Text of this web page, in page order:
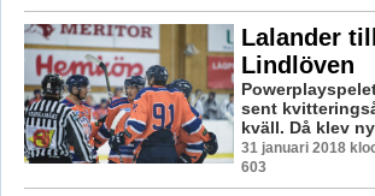
Lalander
Lindlöven
sent
kväll. Då klev
31 januari 2018
603